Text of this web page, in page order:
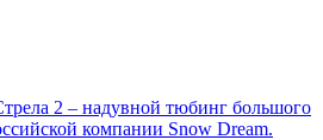
2 – надувной тюбинг большого
компании Snow Dream.